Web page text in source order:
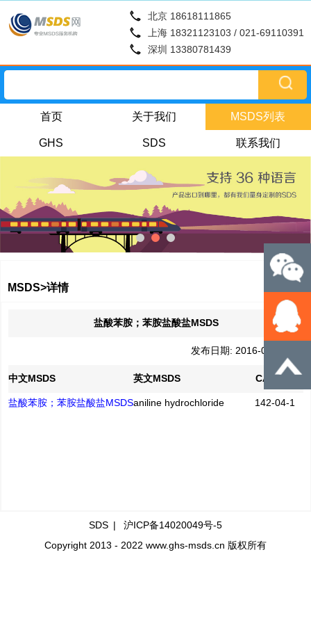
北京 18618111865
上海 18321123103 / 021-69110391
深圳 13380781439
首页 关于我们 MSDS列表
GHS SDS 联系我们
MSDS>详情
盐酸苯胺；苯胺盐酸盐MSDS
发布日期: 2016-04-21
中文MSDS 英文MSDS CAS No.
盐酸苯胺；苯胺盐酸盐MSDSaniline hydrochloride 142-04-1
SDS | 沪ICP备14020049号-5
Copyright 2013 - 2022 www.ghs-msds.cn 版权所有